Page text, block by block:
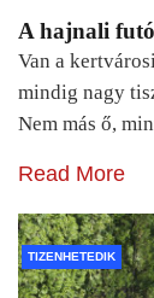
A hajnali futó
Van a
mindig nagy
Nem más ő,
Read More
TIZENHETEDIK